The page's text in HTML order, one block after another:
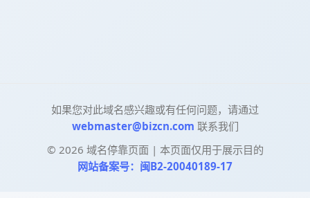
如果您对此域名感兴趣或有任何问题，请通过
webmaster@bizcn.com 联系我们
© 2026 域名停靠页面 | 本页面仅用于展示目的
网站备案号：闽B2-20040189-17